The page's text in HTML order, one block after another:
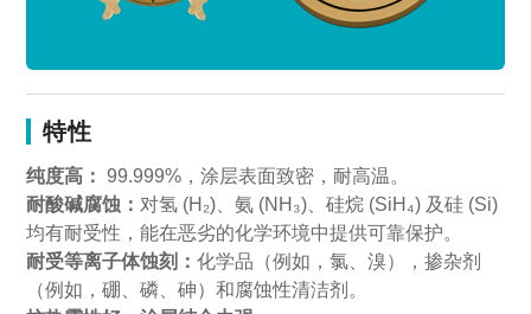
特性
纯度高： 99.999%，涂层表面致密，耐高温。
耐酸碱腐蚀： 对氢 (H₂)、氨 (NH₃)、硅烷 (SiH₄) 及硅 (Si)
均有耐受性，能在恶劣的化学环境中提供可靠保护。
耐受等离子体蚀刻：化学品（例如，氯、溴），掺杂剂
（例如，硼、磷、砷）和腐蚀性清洁剂。